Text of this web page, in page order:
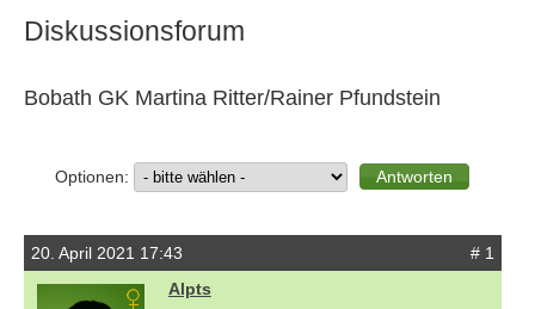
Diskussionsforum
Bobath GK Martina Ritter/Rainer Pfundstein
Optionen:
20. April 2021 17:43
# 1
Alpts